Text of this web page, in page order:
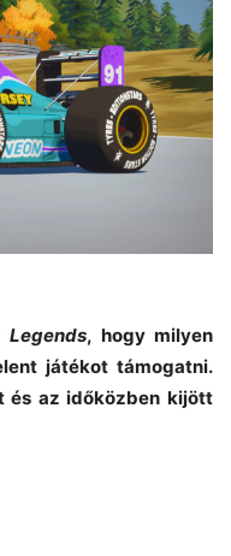
Legends, hogy milyen
játékot támogatni.
és az időközben kijött